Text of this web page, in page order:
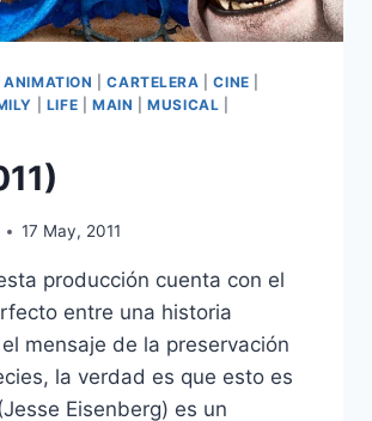
ANIMATION |CARTELERA |CINE
LIFE MAIN |MUSICAL
17 May, 2011
producción cuenta con el
entre una historia
mensaje de la preservación
la verdad es que esto es
Eisenberg) es un